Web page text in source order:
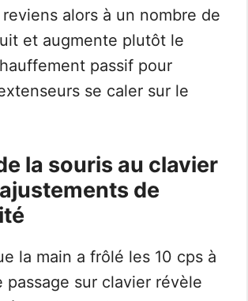
alors à un nombre de
et augmente plutôt le
passif pour
se caler sur le
la souris au clavier
de
la main a frôlé les 10 cps à
passage sur clavier révèle